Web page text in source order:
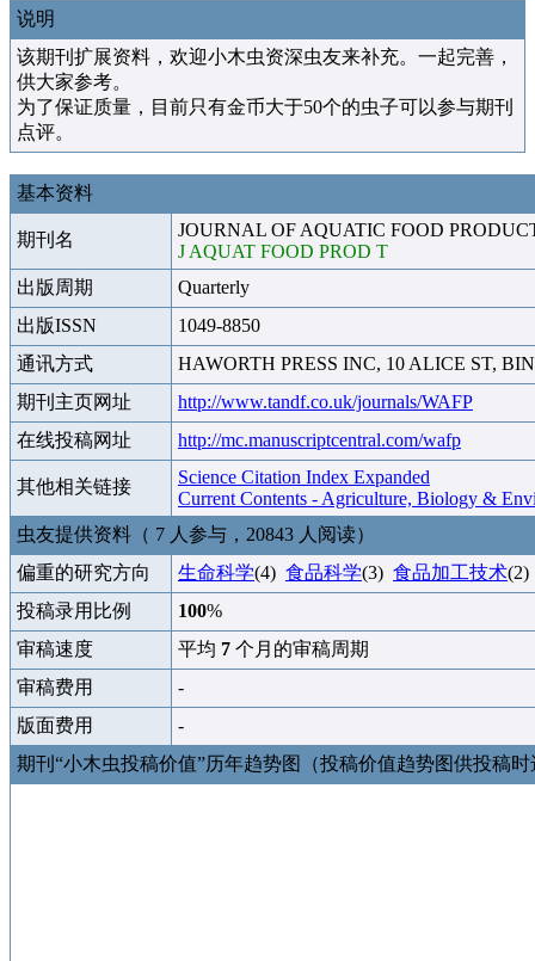
说明
该期刊扩展资料，欢迎小木虫资深虫友来补充。一起完善，
供大家参考。
为了保证质量，目前只有金币大于50个的虫子可以参与期刊
点评。
基本资料
期刊名
JOURNAL OF AQUATIC FOOD
J AQUAT FOOD PROD T
出版周期
Quarterly
出版ISSN
1049-8850
通讯方式
HAWORTH PRESS INC, 10 ALICE ST,
期刊主页网址
http://www.tandf.co.uk/journals/WAFP
在线投稿网址
http://mc.manuscriptcentral.com/wafp
其他相关链接
Science Citation Index Expanded
Current Contents - Agriculture, Biology &
虫友提供资料（ 7 人参与，20843 人阅读）
偏重的研究方向
生命科学(4) 食品科学(3) 食品加工技术
投稿录用比例
100%
审稿速度
平均 7 个月的审稿周期
审稿费用
-
版面费用
-
期刊“小木虫投稿价值”历年趋势图（投稿价值趋势图供投稿